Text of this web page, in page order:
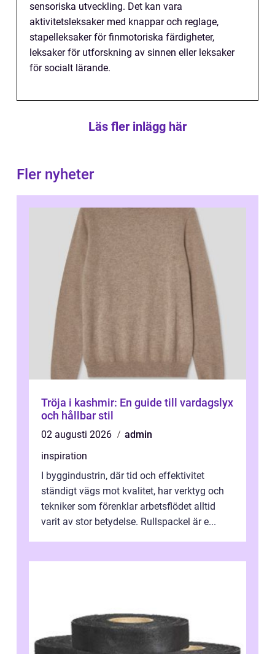
sensoriska utveckling. Det kan vara
aktivitetsleksaker med knappar och reglage,
stapelleksaker för finmotoriska färdigheter,
leksaker för utforskning av sinnen eller leksaker
för socialt lärande.
Läs fler inlägg här
Fler nyheter
Tröja i kashmir: En guide till vardagslyx
och hållbar stil
02 augusti 2026
admin
inspiration
I byggindustrin, där tid och effektivitet
ständigt vägs mot kvalitet, har verktyg och
tekniker som förenklar arbetsflödet alltid
varit av stor betydelse. Rullspackel är e...